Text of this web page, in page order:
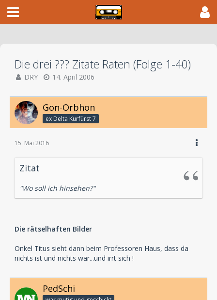
Die drei ??? Zitate Raten (Folge 1-40)
DRY 14. April 2006
Gon-Orbhon
ex Delta Kurfürst 7
15. Mai 2016
Zitat
"Wo soll ich hinsehen?"
Die rätselhaften Bilder
Onkel Titus sieht dann beim Professoren Haus, dass da
nichts ist und nichts war...und irrt sich !
PedSchi